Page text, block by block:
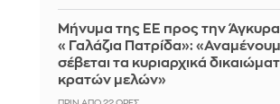
Μήνυμα της ΕΕ προς την Άγκυρα
«Γαλάζια Πατρίδα»:
σέβεται τα κυριαρχικά
κρατών μελών»